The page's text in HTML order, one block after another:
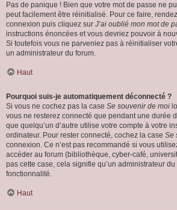
Pas de panique ! Bien que votre mot de passe ne
peut facilement être réinitialisé. Pour ce faire,
connexion puis cliquez sur J’ai oublié mon mot de
instructions énoncées et vous devriez pouvoir à
Si toutefois vous ne parveniez pas à réinitialiser
un administrateur du forum.
Haut
Pourquoi suis-je automatiquement déconnecté ?
Si vous ne cochez pas la case Se souvenir de moi
vous ne resterez connecté que pendant une durée
que quelqu’un d’autre utilise votre compte à votre
ordinateur. Pour rester connecté, cochez la case Se
connexion. Ce n’est pas recommandé si vous
accéder au forum (bibliothèque, cyber-café,
pas cette case, cela signifie qu’un administrateur
fonctionnalité.
Haut